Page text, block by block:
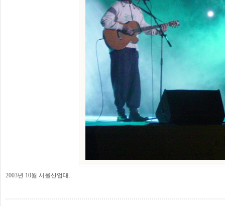
2003년 10월 서울산업대..